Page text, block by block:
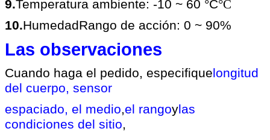
9.Temperatura ambiente: -10 ~ 60 °C°C
10.HumedadRango de acción: 0 ~ 90%
Las observaciones
Cuando haga el pedido, especifiquelongitud
del cuerpo, sensor
espaciado, el medio,el rangoylas
condiciones del sitio,